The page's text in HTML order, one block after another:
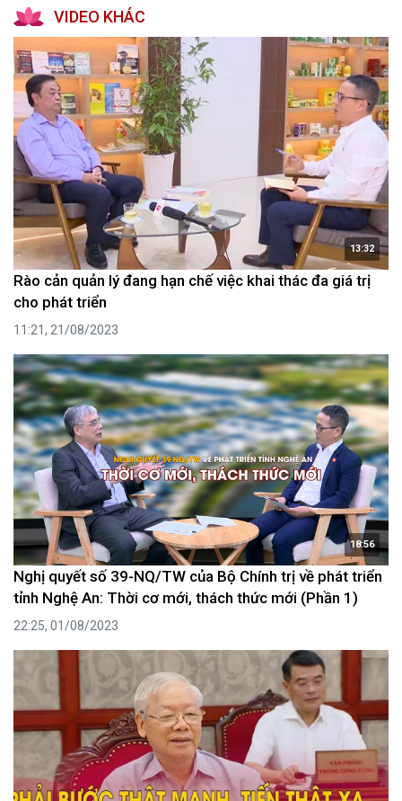
VIDEO KHÁC
13:32
Rào cản quản lý đang hạn chế việc khai thác đa giá trị
cho phát triển
11:21, 21/08/2023
18:56
Nghị quyết số 39-NQ/TW của Bộ Chính trị về phát triển
tỉnh Nghệ An: Thời cơ mới, thách thức mới (Phần 1)
22:25, 01/08/2023